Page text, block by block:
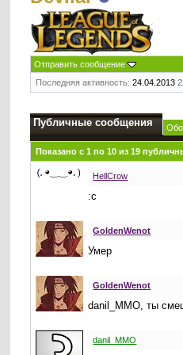
Отправить сообщение
Последняя активность: 24.04.2013
Публичные сообщения
Показано с 1 по10 из19
HellCrow
:c
GoldenWenot
Умер
GoldenWenot
danil_MMO, ты
danil_MMO